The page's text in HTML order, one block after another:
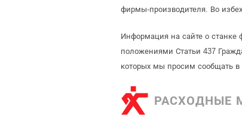
фирмы-производителя. Во
Информация на сайте о станке
положениями Статьи 437
которых мы просим сообщать в
РАСХОДНЫЕ